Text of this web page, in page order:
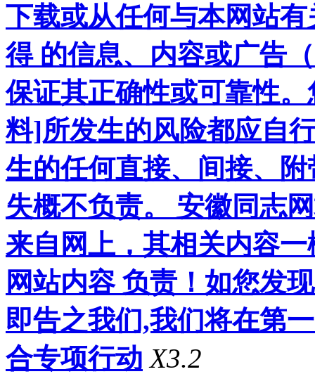
下载或从任何与本网站
得 的信息、内容或广告
保证其正确性或可靠性
料]所发生的风险都应自
生的任何直接、间接、
失概不负责。 安徽同志
来自网上，其相关内容
网站内容 负责！如您发
即告之我们,我们将在第
合专项行动 X3.2